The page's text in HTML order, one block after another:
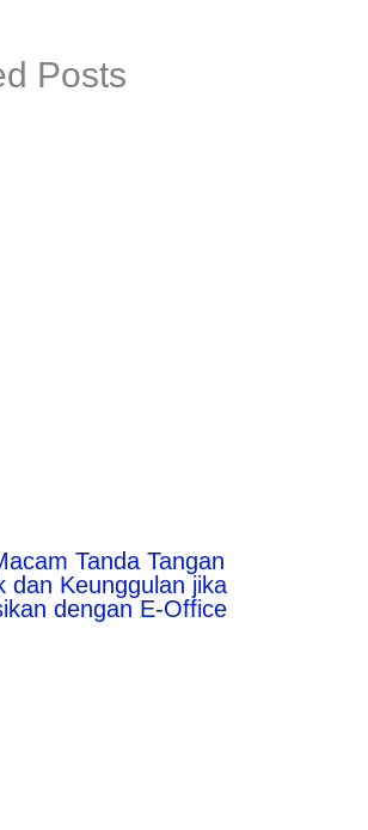
Posts
Tanda Tangan
dan Keunggulan jika
dengan E-Office